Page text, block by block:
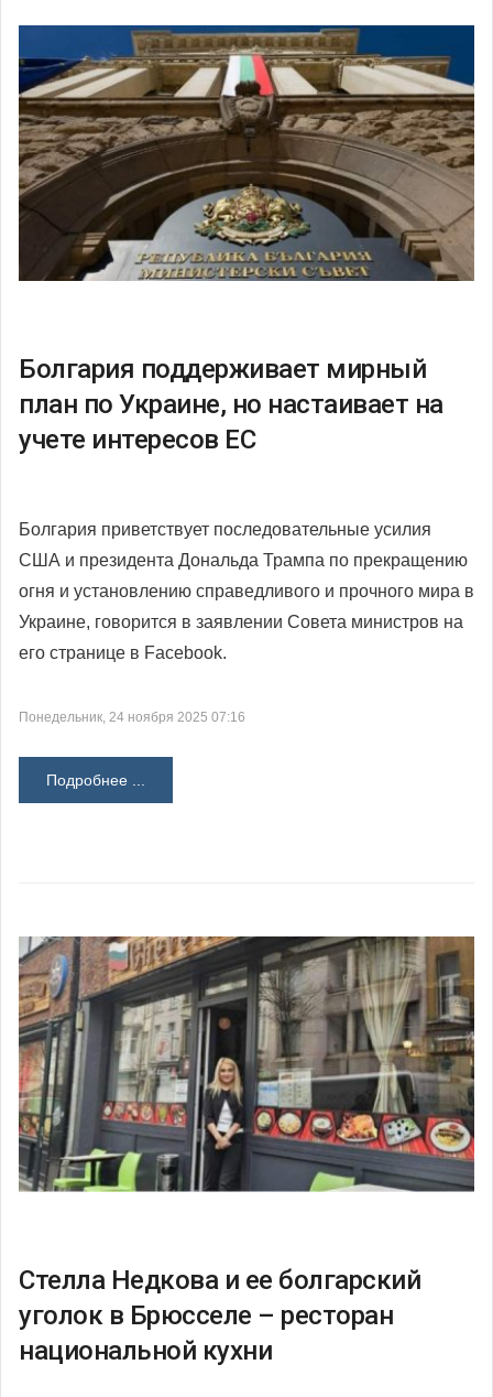
Болгария поддерживает мирный
план по Украине, но настаивает на
учете интересов ЕС
Болгария приветствует последовательные усилия
США и президента Дональда Трампа по прекращению
огня и установлению справедливого и прочного мира в
Украине, говорится в заявлении Совета министров на
его странице в Facebook.
Понедельник, 24 ноября 2025 07:16
Подробнее ...
Стелла Недкова и ее болгарский
уголок в Брюсселе – ресторан
национальной кухни